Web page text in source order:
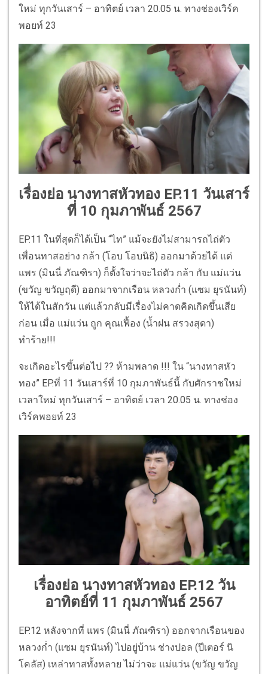
ใหม่ ทุกวันเสาร์ – อาทิตย์ เวลา 20.05 น. ทางช่องเวิร์ค
พอยท์ 23
เรื่องย่อ นางทาสหัวทอง EP.11 วันเสาร์
ที่ 10 กุมภาพันธ์ 2567
EP.11 ในที่สุดก็ได้เป็น “ไท” แม้จะยังไม่สามารถไถ่ตัว
เพื่อนทาสอย่าง กล้า (โอบ โอบนิธิ) ออกมาด้วยได้ แต่
แพร (มินนี่ ภัณฑิรา) ก็ตั้งใจว่าจะไถ่ตัว กล้า กับ แม่แว่น
(ขวัญ ขวัญฤดี) ออกมาจากเรือน หลวงก่ำ (แซม ยุรนันท์)
ให้ได้ในสักวัน แต่แล้วกลับมีเรื่องไม่คาดคิดเกิดขึ้นเสีย
ก่อน เมื่อ แม่แว่น ถูก คุณเฟื้อง (น้ำฝน สรวงสุดา)
ทำร้าย!!!
จะเกิดอะไรขึ้นต่อไป ?? ห้ามพลาด !!! ใน “นางทาสหัว
ทอง” EP.ที่ 11 วันเสาร์ที่ 10 กุมภาพันธ์นี้ กับศักราชใหม่
เวลาใหม่ ทุกวันเสาร์ – อาทิตย์ เวลา 20.05 น. ทางช่อง
เวิร์คพอยท์ 23
เรื่องย่อ นางทาสหัวทอง EP.12 วัน
อาทิตย์ที่ 11 กุมภาพันธ์ 2567
EP.12 หลังจากที่ แพร (มินนี่ ภัณฑิรา) ออกจากเรือนของ
หลวงก่ำ (แซม ยุรนันท์) ไปอยู่บ้าน ช่างปอล (ปีเตอร์ นิ
โคลัส) เหล่าทาสทั้งหลาย ไม่ว่าจะ แม่แว่น (ขวัญ ขวัญ